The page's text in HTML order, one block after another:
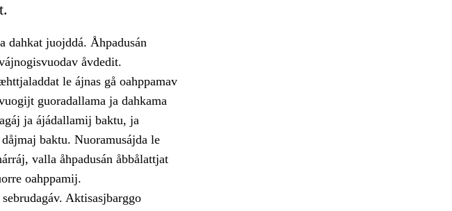
dahkat juojddá. Åhpadusán
åvdedit.
le ájnas gå oahppamav
guoradallama ja dahkama
ja ájádallamij baktu, ja
baktu. Nuoramusájda le
valla åhpadusán åbbålattjat
oahppamij.
Aktisasjbarggo